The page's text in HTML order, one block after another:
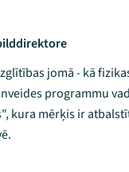
jomā - kā
programmu
kura mērķis ir